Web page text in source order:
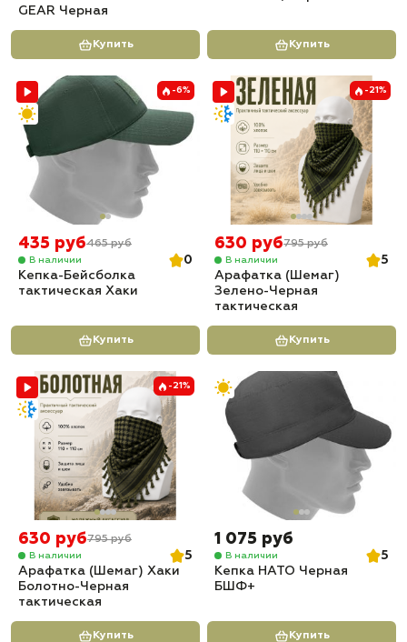
GEAR Черная
Купить Купить
-6%
435 руб465 руб
В наличии
0
Кепка-Бейсболка
тактическая Хаки
Купить
-21%
630 руб795 руб
В наличии
5
Арафатка (Шемаг)
Зелено-Черная
тактическая
Купить
-21%
630 руб795 руб
В наличии
5
Арафатка (Шемаг) Хаки
Болотно-Черная
тактическая
Купить
1 075 руб
В наличии
5
Кепка НАТО Черная
БШФ+
Купить